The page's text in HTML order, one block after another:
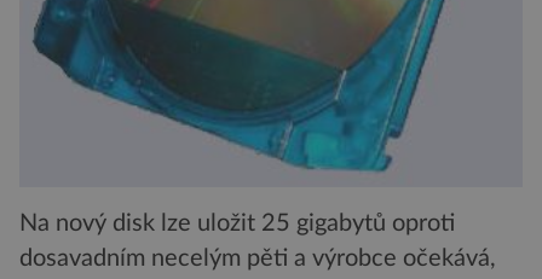
Na nový disk lze uložit 25 gigabytů oproti
dosavadním necelým pěti a výrobce očekává,